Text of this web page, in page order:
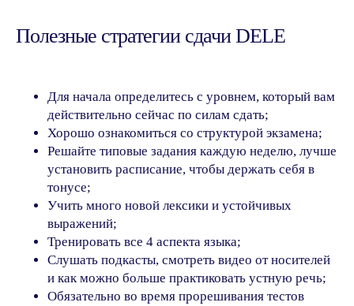
Полезные стратегии сдачи DELE
Для начала определитесь с уровнем, который вам
действительно сейчас по силам сдать;
Хорошо ознакомиться со структурой экзамена;
Решайте типовые задания каждую неделю, лучше
установить расписание, чтобы держать себя в
тонусе;
Учить много новой лексики и устойчивых
выражений;
Тренировать все 4 аспекта языка;
Слушать подкасты, смотреть видео от носителей
и как можно больше практиковать устную речь;
Обязательно во время прорешивания тестов